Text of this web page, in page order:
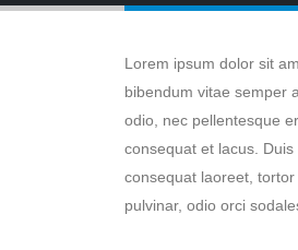
Lorem ipsum dolor sit
bibendum vitae semper
odio, nec pellentesque
consequat et lacus.
consequat laoreet,
pulvinar, odio orci